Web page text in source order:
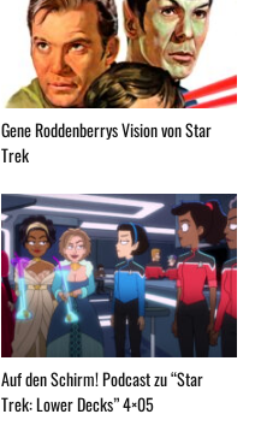
Gene Roddenberrys Vision von Star
Trek
Auf den Schirm! Podcast zu “Star
Trek: Lower Decks” 4×05